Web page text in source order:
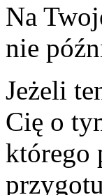
Na
nie
Jeżeli
Cię o
którego